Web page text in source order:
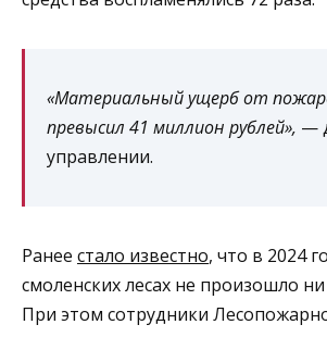
«Материальный ущерб от
превысил 41 миллион рублей», —
управлении.
Ранее стало известно, что в 2024
смоленских лесах не произошло
При этом сотрудники